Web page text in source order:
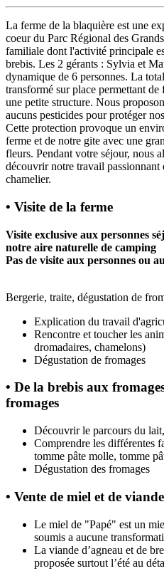
La ferme de la blaquière est une
coeur du Parc Régional des
familiale dont l'activité principale
brebis. Les 2 gérants : Sylvia et
dynamique de 6 personnes. La
transformé sur place permettant
une petite structure. Nous
aucuns pesticides pour protéger
Cette protection provoque un
ferme et de notre gite avec une
fleurs. Pendant votre séjour, nous
découvrir notre travail
chamelier.
• Visite de la ferme
Visite exclusive aux personnes
notre aire naturelle de camping
Pas de visite aux personnes ou
Bergerie, traite, dégustation de
Explication du travail
Rencontre et toucher les
dromadaires, chamelons)
Dégustation de fromages
• De la brebis aux
fromages
Découvrir le parcours du
Comprendre les différentes
tomme pâte molle, tomme
Dégustation des fromages
• Vente de miel et de
Le miel de "Papé" est un
soumis a aucune
La viande d’agneau et de
proposée surtout l’été au